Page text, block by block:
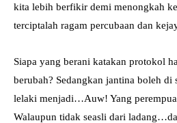
kita lebih berfikir demi menongkah
terciptalah ragam percubaan dan
Siapa yang berani katakan protokol
berubah? Sedangkan jantina boleh di
lelaki menjadi…Auw! Yang
Walaupun tidak seasli dari